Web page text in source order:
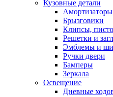
Кузовные детали
Брызговики
Клипсы,
Решетки и
Эмблемы и
Ручки двери
Бамперы
Зеркала
Освещение
Дневные